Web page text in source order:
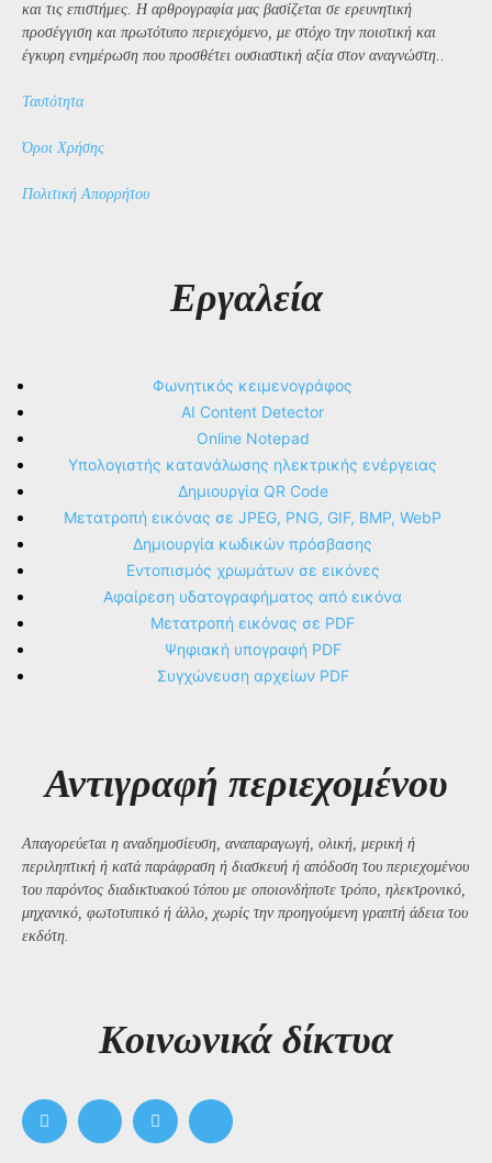
και τις επιστήμες. Η αρθρογραφία μας βασίζεται σε ερευνητική
προσέγγιση και πρωτότυπο περιεχόμενο, με στόχο την ποιοτική και
έγκυρη ενημέρωση που προσθέτει ουσιαστική αξία στον αναγνώστη..
Ταυτότητα
Όροι Χρήσης
Πολιτική Απορρήτου
Εργαλεία
Φωνητικός κειμενογράφος
AI Content Detector
Online Notepad
Υπολογιστής κατανάλωσης ηλεκτρικής ενέργειας
Δημιουργία QR Code
Μετατροπή εικόνας σε JPEG, PNG, GIF, BMP, WebP
Δημιουργία κωδικών πρόσβασης
Εντοπισμός χρωμάτων σε εικόνες
Αφαίρεση υδατογραφήματος από εικόνα
Μετατροπή εικόνας σε PDF
Ψηφιακή υπογραφή PDF
Συγχώνευση αρχείων PDF
Αντιγραφή περιεχομένου
Απαγορεύεται η αναδημοσίευση, αναπαραγωγή, ολική, μερική ή
περιληπτική ή κατά παράφραση ή διασκευή ή απόδοση του περιεχομένου
του παρόντος διαδικτυακού τόπου με οποιονδήποτε τρόπο, ηλεκτρονικό,
μηχανικό, φωτοτυπικό ή άλλο, χωρίς την προηγούμενη γραπτή άδεια του
εκδότη.
Kοινωνικά δίκτυα